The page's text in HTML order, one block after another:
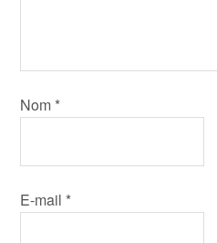
Nom *
E-mail *